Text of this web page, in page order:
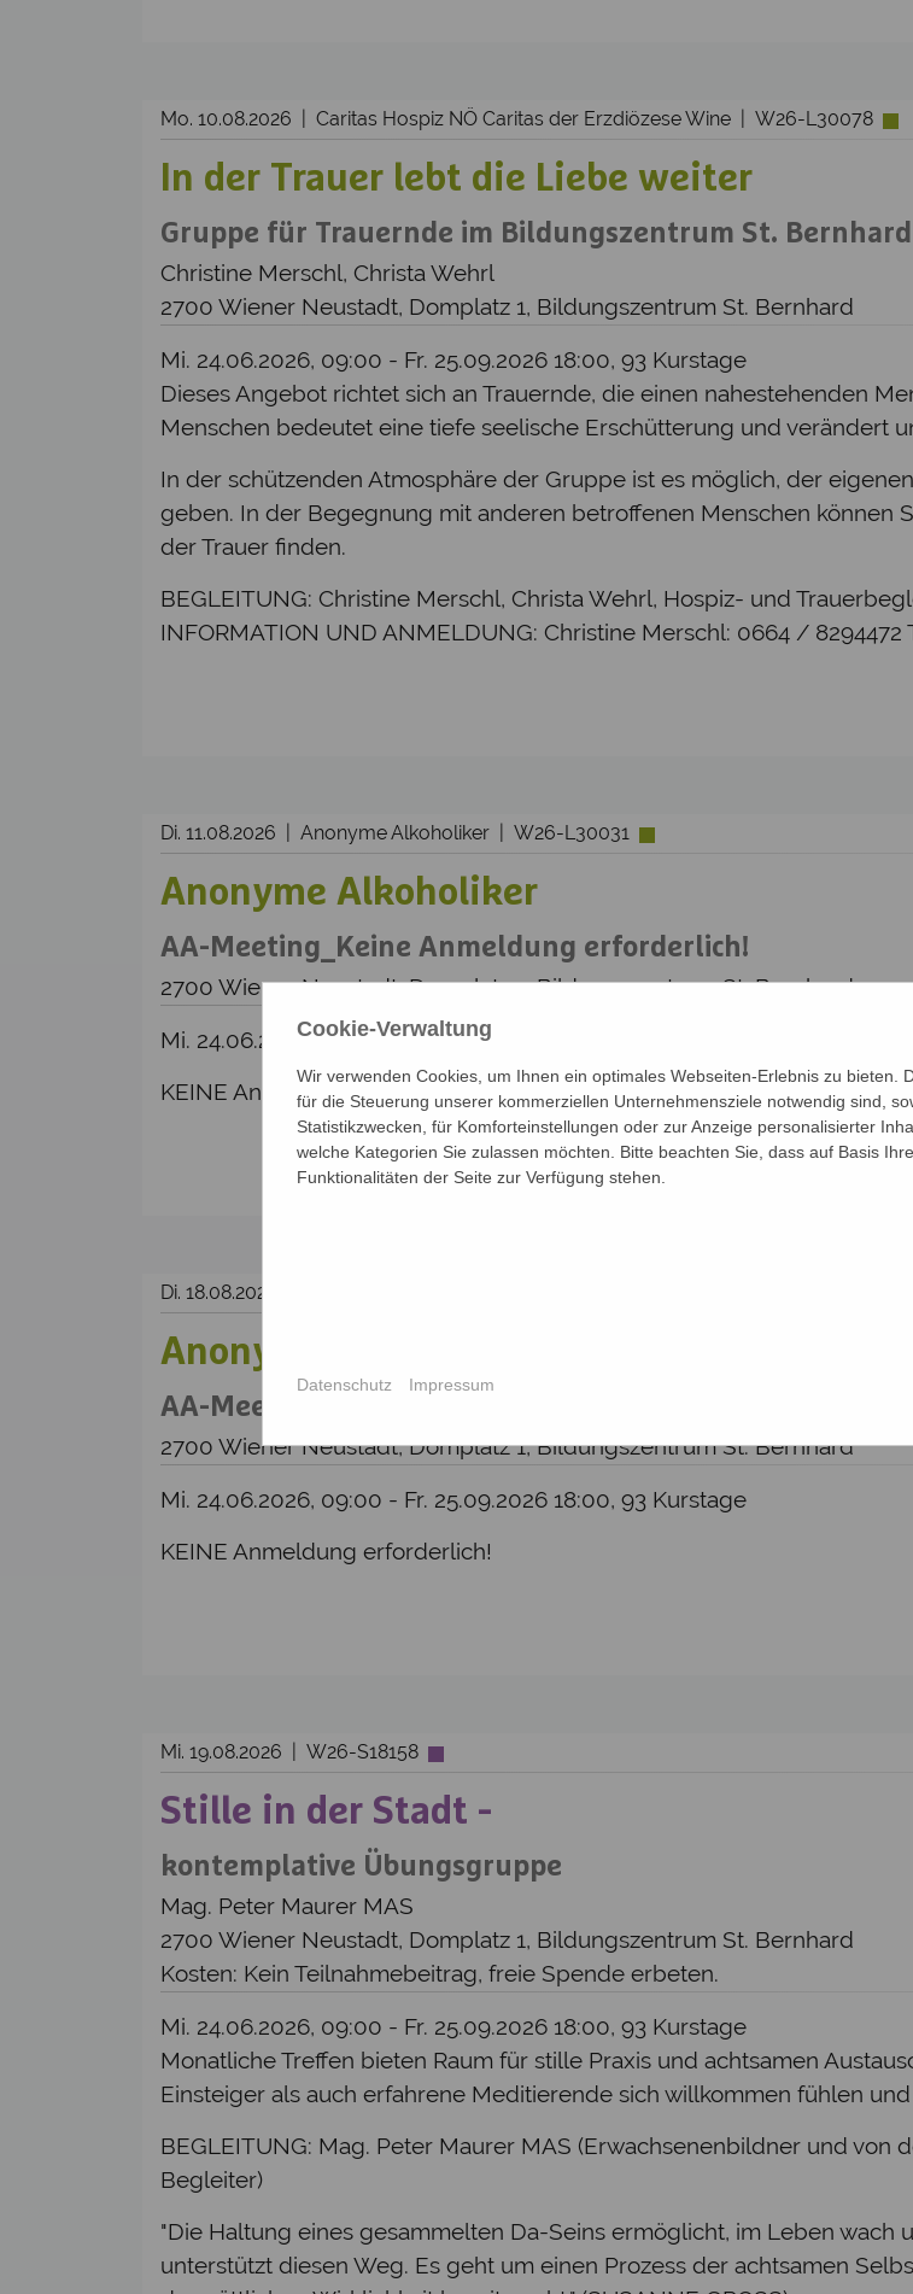
Mo. 10.08.2026 | Caritas Hospiz NÖ Caritas der Erzdiözese Wine | W26-L30078
In der Trauer lebt die Liebe weiter
Gruppe für Trauernde im Bildungszentrum St. Bernhard
Christine Merschl, Christa Wehrl
2700 Wiener Neustadt, Domplatz 1, Bildungszentrum St. Bernhard
Mi. 24.06.2026, 09:00 - Fr. 25.09.2026 18:00, 93 Kurstage
Dieses Angebot richtet sich an Trauernde, die einen nahestehenden
Menschen bedeutet eine tiefe seelische Erschütterung und verändert
In der schützenden Atmosphäre der Gruppe ist es möglich, der
geben. In der Begegnung mit anderen betroffenen Menschen können
der Trauer finden.
BEGLEITUNG: Christine Merschl, Christa Wehrl, Hospiz- und
INFORMATION UND ANMELDUNG: Christine Merschl: 0664 /
Di. 11.08.2026 | Anonyme Alkoholiker | W26-L30031
Anonyme Alkoholiker
AA-Meeting_Keine Anmeldung erforderlich!
2700 Wiener Neustadt, Domplatz 1, Bildungszentrum St. Bernhard
Mi. 24.06.2026, 09:00 - Fr. 25.09.2026 18:00, 93 Kurstage
KEINE Anmeldung erforderlich!
Di. 18.08.2026 | Anonyme Alkoholiker | W26-L30032
Anonyme Alkoholiker
AA-Meeting_Keine Anmeldung erforderlich!
2700 Wiener Neustadt, Domplatz 1, Bildungszentrum St. Bernhard
Mi. 24.06.2026, 09:00 - Fr. 25.09.2026 18:00, 93 Kurstage
KEINE Anmeldung erforderlich!
Mi. 19.08.2026 | W26-S18158
Stille in der Stadt -
kontemplative Übungsgruppe
Mag. Peter Maurer MAS
2700 Wiener Neustadt, Domplatz 1, Bildungszentrum St. Bernhard
Kosten: Kein Teilnahmebeitrag, freie Spende erbeten.
Mi. 24.06.2026, 09:00 - Fr. 25.09.2026 18:00, 93 Kurstage
Monatliche Treffen bieten Raum für stille Praxis und achtsamen
Einsteiger als auch erfahrene Meditierende sich willkommen fühlen
BEGLEITUNG: Mag. Peter Maurer MAS (Erwachsenenbildner und von
Begleiter)
"Die Haltung eines gesammelten Da-Seins ermöglicht, im Leben wach
unterstützt diesen Weg. Es geht um einen Prozess der achtsamen
Cookie-Verwaltung
Wir verwenden Cookies, um Ihnen ein optimales Webseiten-Erlebnis zu bieten.
für die Steuerung unserer kommerziellen Unternehmensziele notwendig sind,
Statistikzwecken, für Komforteinstellungen oder zur Anzeige personalisierter
welche Kategorien Sie zulassen möchten. Bitte beachten Sie, dass auf Basis
Funktionalitäten der Seite zur Verfügung stehen.
Datenschutz Impressum